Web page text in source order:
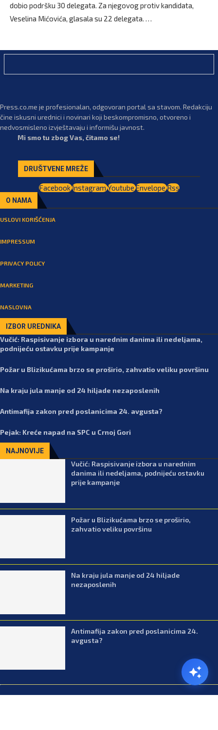
dobio podršku 30 delegata. Za njegovog protiv kandidata,
Veselina Mićovića, glasala su 22 delegata. …
Press.co.me je profesionalan, odgovoran portal sa stavom. Redakciju
čine iskusni urednici i novinari koji beskompromisno, otvoreno i
nedvosmisleno izvještavaju i informišu javnost.
Mi smo tu zbog Vas, čitamo se!
DRUŠTVENE MREŽE
FacebookInstagramYoutubeEnvelopeRss
O NAMA
USLOVI KORIŠĆENJA
IMPRESSUM
PRIVACY POLICY
MARKETING
NASLOVNA
IZBOR UREDNIKA
Vučić: Raspisivanje izbora u narednim danima ili nedeljama,
podnijeću ostavku prije kampanje
Požar u Blizikućama brzo se proširio, zahvatio veliku površinu
Na kraju jula manje od 24 hiljade nezaposlenih
Antimafija zakon pred poslanicima 24. avgusta?
Pejak: Kreće napad na SPC u Crnoj Gori
NAJNOVIJE
Vučić: Raspisivanje izbora u narednim
danima ili nedeljama, podnijeću ostavku
prije kampanje
Požar u Blizikućama brzo se proširio,
zahvatio veliku površinu
Na kraju jula manje od 24 hiljade
nezaposlenih
Antimafija zakon pred poslanicima 24.
avgusta?